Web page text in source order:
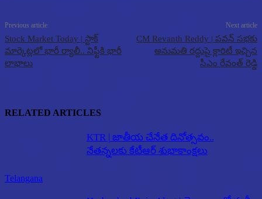
Previous article
Stock Market Today | స్టాక్
మార్కెట్లలో భారీ ర్యాలీ.. నిఫ్టీకి భారీ
లాభాలు
Next article
CM Revanth Reddy | పవన్ సభకు
అనుమతి రద్దుపై క్లారిటీ ఇచ్చిన
సీఎం రేవంత్ రెడ్డి
RELATED ARTICLES
Telangana
KTR | జాతీయ చేనేత దినోత్సవం..
నేతన్నలకు కేటీఆర్ శుభాకాంక్షలు